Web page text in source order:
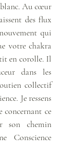
blanc. Au cœur
des flux
qui
votre chakra
en corolle. Il
dans les
collectif
Je ressens
concernant ce
son chemin
Conscience